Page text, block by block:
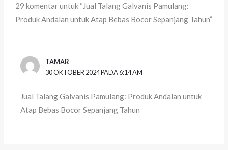
29 komentar untuk “Jual Talang Galvanis Pamulang:
Produk Andalan untuk Atap Bebas Bocor Sepanjang Tahun”
TAMAR
30 OKTOBER 2024 PADA 6:14 AM
Jual Talang Galvanis Pamulang: Produk Andalan untuk
Atap Bebas Bocor Sepanjang Tahun